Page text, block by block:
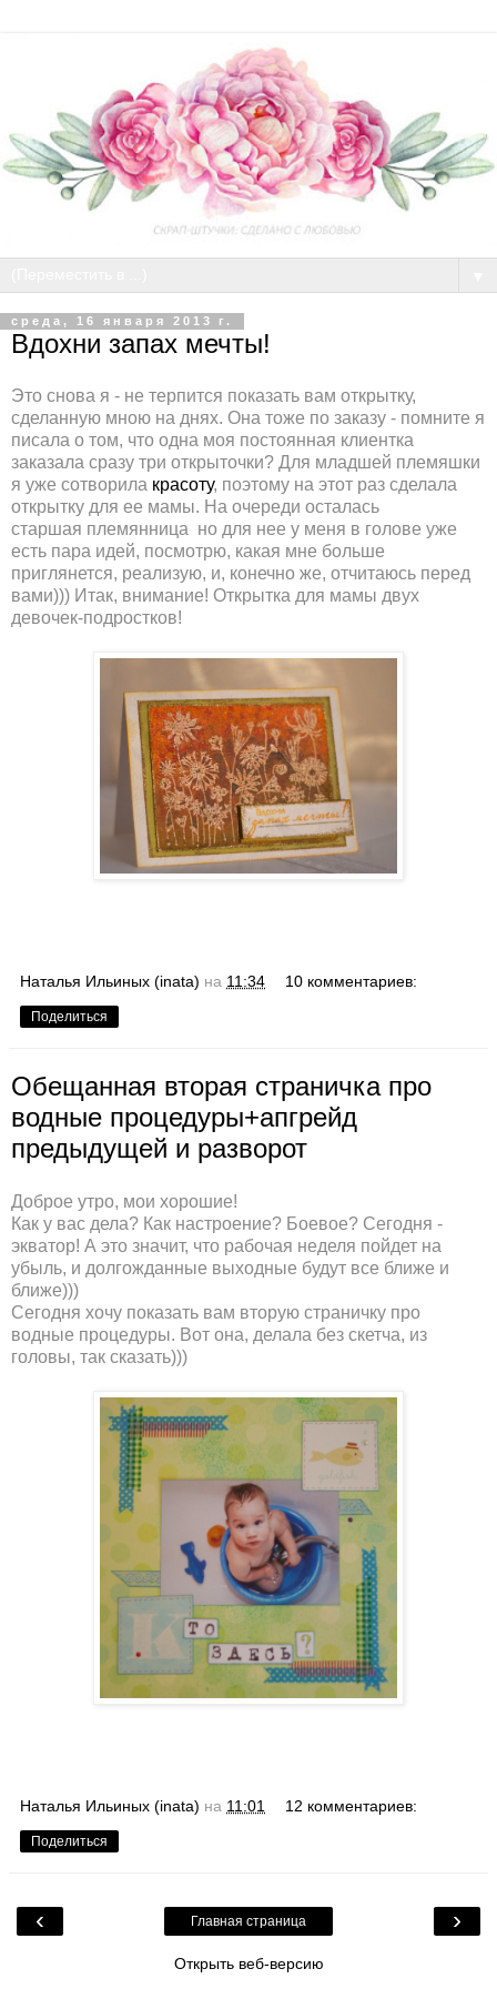
среда, 16 января 2013 г.
Вдохни запах мечты!
Это снова я - не терпится показать вам открытку,
сделанную мною на днях. Она тоже по заказу - помните я
писала о том, что одна моя постоянная клиентка
заказала сразу три открыточки? Для младшей племяшки
я уже сотворила красоту, поэтому на этот раз сделала
открытку для ее мамы. На очереди осталась
старшая племянница но для нее у меня в голове уже
есть пара идей, посмотрю, какая мне больше
приглянется, реализую, и, конечно же, отчитаюсь перед
вами))) Итак, внимание! Открытка для мамы двух
девочек-подростков!
Наталья Ильиных (inata) на 11:34 10 комментариев:
Поделиться
Обещанная вторая страничка про
водные процедуры+апгрейд
предыдущей и разворот
Доброе утро, мои хорошие!
Как у вас дела? Как настроение? Боевое? Сегодня -
экватор! А это значит, что рабочая неделя пойдет на
убыль, и долгожданные выходные будут все ближе и
ближе)))
Сегодня хочу показать вам вторую страничку про
водные процедуры. Вот она, делала без скетча, из
головы, так сказать)))
Наталья Ильиных (inata) на 11:01 12 комментариев:
Поделиться
‹ ›
Главная страница
Открыть веб-версию